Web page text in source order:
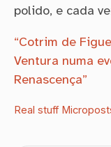
polido, e cada
“Cotrim de
Ventura numa
Renascença”
Real stuff